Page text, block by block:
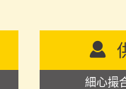
細心撮